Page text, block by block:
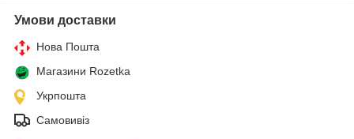
Умови доставки
Нова Пошта
Магазини Rozetka
Укрпошта
Самовивіз